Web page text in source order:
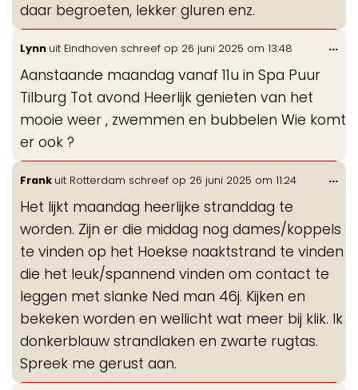
daar begroeten, lekker gluren enz.
Lynn uit Eindhoven schreef op 26 juni 2025 om 13:48
Aanstaande maandag vanaf 11u in Spa Puur
Tilburg Tot avond Heerlijk genieten van het
mooie weer , zwemmen en bubbelen Wie komt
er ook ?
...
Frank uit Rotterdam schreef op 26 juni 2025 om 11:24
Het lijkt maandag heerlijke stranddag te
worden. Zijn er die middag nog dames/koppels
te vinden op het Hoekse naaktstrand te vinden
die het leuk/spannend vinden om contact te
leggen met slanke Ned man 46j. Kijken en
bekeken worden en wellicht wat meer bij klik. Ik
donkerblauw strandlaken en zwarte rugtas.
Spreek me gerust aan.
...